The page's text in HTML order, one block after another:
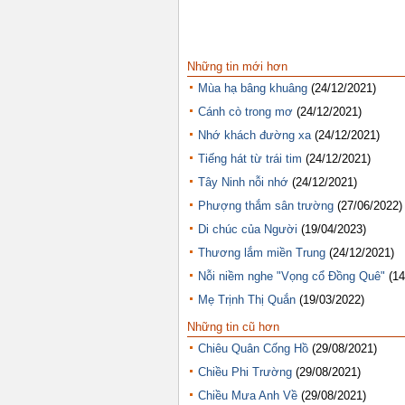
Những tin mới hơn
Mùa hạ bâng khuâng (24/12/2021)
Cánh cò trong mơ (24/12/2021)
Nhớ khách đường xa (24/12/2021)
Tiếng hát từ trái tim (24/12/2021)
Tây Ninh nỗi nhớ (24/12/2021)
Phượng thắm sân trường (27/06/2022)
Di chúc của Người (19/04/2023)
Thương lắm miền Trung (24/12/2021)
Nỗi niềm nghe "Vọng cổ Đồng Quê"
Mẹ Trịnh Thị Quắn (19/03/2022)
Những tin cũ hơn
Chiêu Quân Cống Hồ (29/08/2021)
Chiều Phi Trường (29/08/2021)
Chiều Mưa Anh Về (29/08/2021)